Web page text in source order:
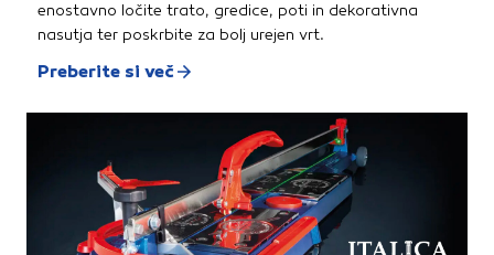
enostavno ločite trato, gredice, poti in dekorativna
nasutja ter poskrbite za bolj urejen vrt.
Preberite si več